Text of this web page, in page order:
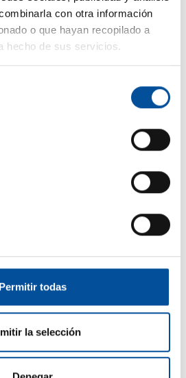
con otra información
o que hayan recopilado a
hecho de sus servicios.
Permitir todas
la selección